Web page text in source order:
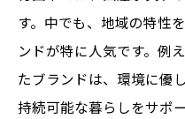
提案
洗練された空
方
行田市の住まい
す。中でも、地域の特性
ンドが特に人気です。例
たブランドは、環境に優
持続可能な暮らしをサポ